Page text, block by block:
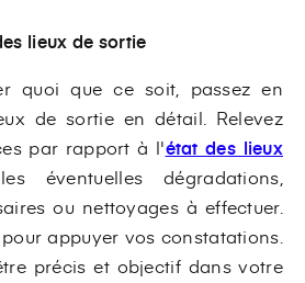
lieux de sortie
quoi que ce soit, passez en
de sortie en détail. Relevez
par rapport à l'état des lieux
éventuelles dégradations,
ou nettoyages à effectuer.
appuyer vos constatations.
précis et objectif dans votre